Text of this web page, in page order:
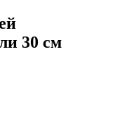
30 см